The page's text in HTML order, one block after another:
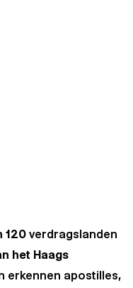
120 verdragslanden
het Haags
erkennen apostilles,